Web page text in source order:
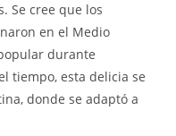
Se cree que los
en el Medio
durante
tiempo, esta delicia se
donde se adaptó a